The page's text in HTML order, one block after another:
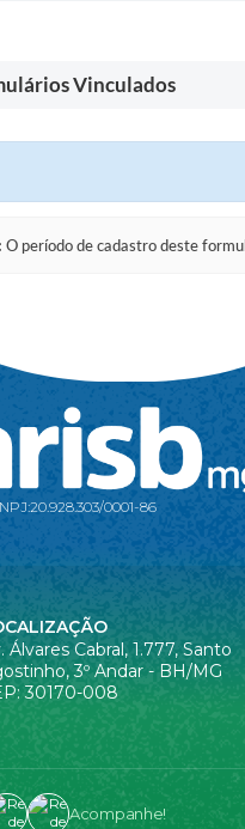
Vinculados
O período de cadastro deste
20.928.303/0001-86
Álvares Cabral, 1.777, Santo
3º Andar - BH/MG
30170-008
Acompanhe!